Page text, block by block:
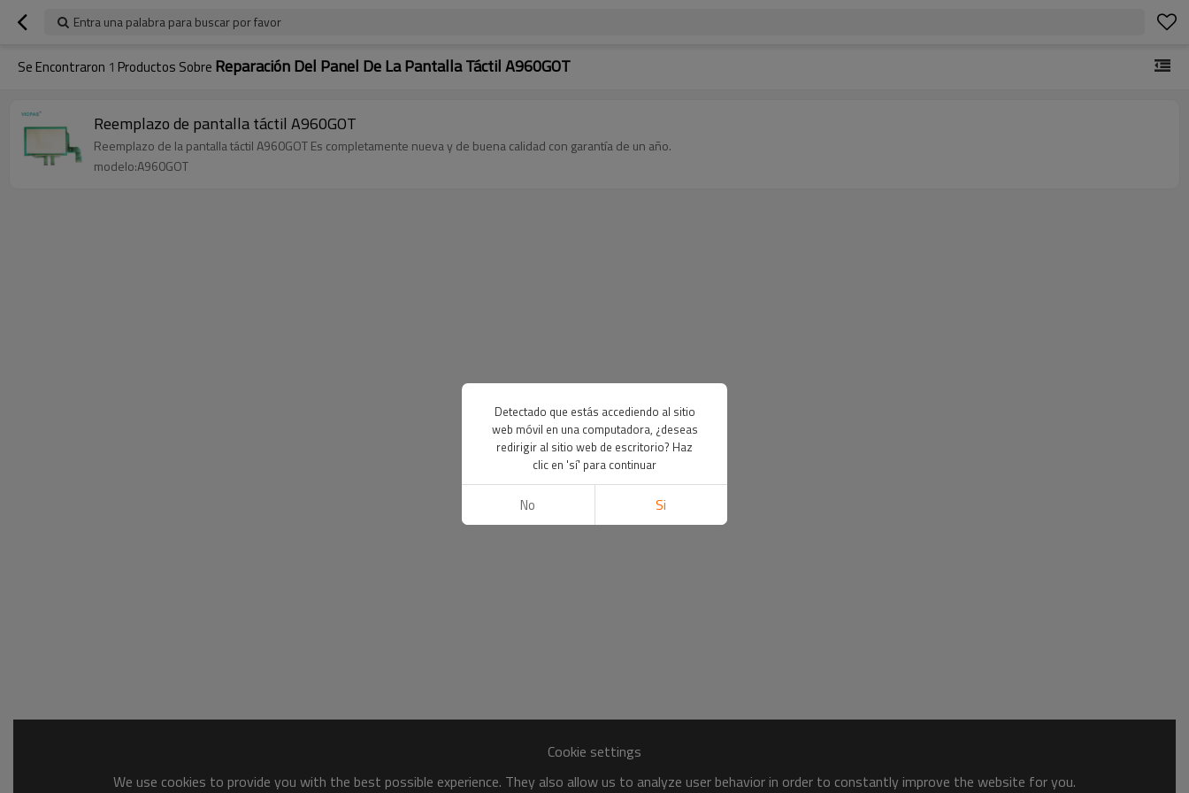
Entra una palabra para buscar por favor
Se Encontraron 1 Productos Sobre Reparación Del Panel De La Pantalla Táctil A960GOT
Reemplazo de pantalla táctil A960GOT
Reemplazo de la pantalla táctil A960GOT Es completamente nueva y de buena calidad con garantía de un año.
modelo:A960GOT
Cookie settings
We use cookies to provide you with the best possible experience. They also allow us to analyze user behavior in order to constantly improve the website for you.
Detectado que estás accediendo al sitio
web móvil en una computadora, ¿deseas
redirigir al sitio web de escritorio? Haz
clic en 'sí' para continuar
No Si